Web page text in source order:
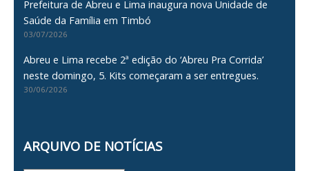
Prefeitura de Abreu e Lima inaugura nova Unidade de
Saúde da Família em Timbó
03/07/2026
Abreu e Lima recebe 2ª edição do ‘Abreu Pra Corrida’
neste domingo, 5. Kits começaram a ser entregues.
30/06/2026
ARQUIVO DE NOTÍCIAS